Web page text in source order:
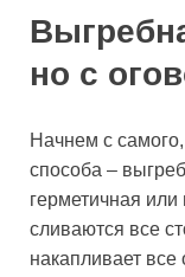
но с
Начнем с
способа –
герметичная или
сливаются все
накапливает